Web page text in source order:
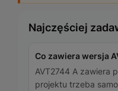
Najczęściej
Co zawiera wersja
AVT2744 A zawiera
projektu trzeba